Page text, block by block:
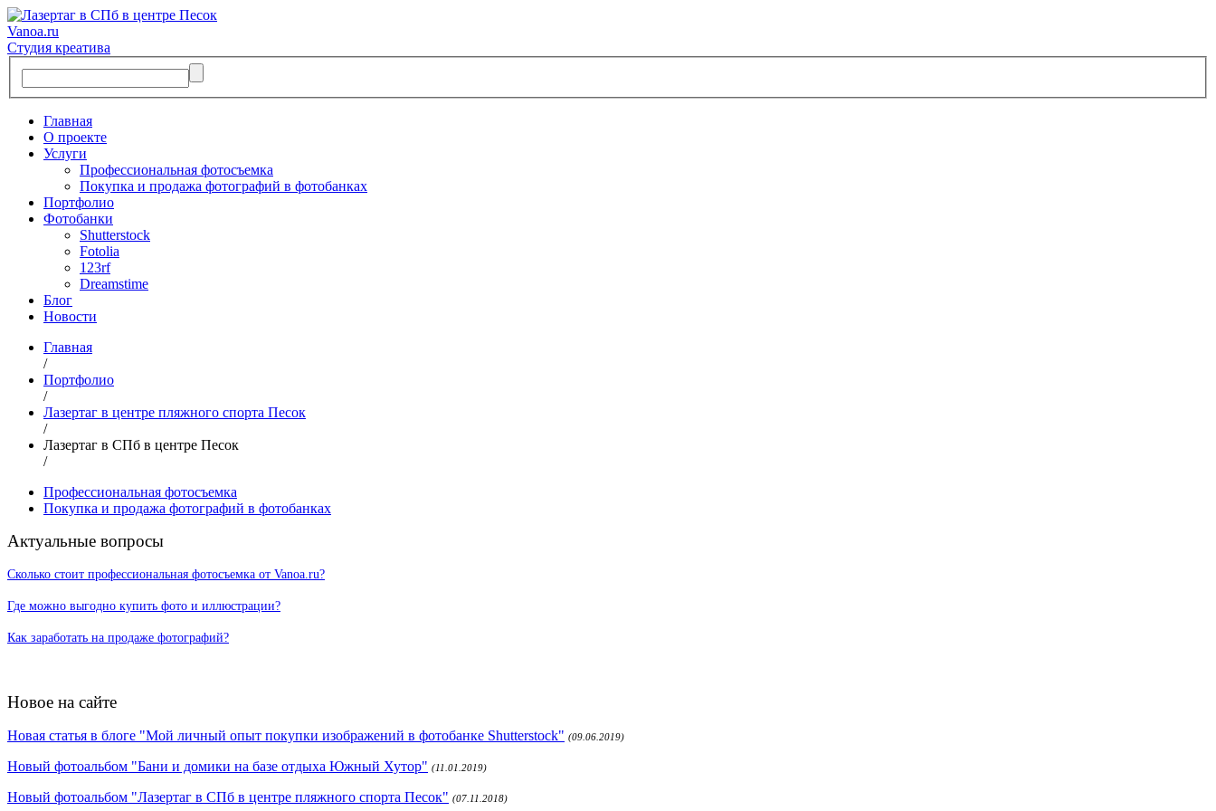
Vanoa.ru
Студия креатива
Главная
О проекте
Услуги
Профессиональная фотосъемка
Покупка и продажа фотографий в фотобанках
Портфолио
Фотобанки
Shutterstock
Fotolia
123rf
Dreamstime
Блог
Новости
Главная
/
Портфолио
/
Лазертаг в центре пляжного спорта Песок
/
Лазертаг в СПб в центре Песок
/
Профессиональная фотосъемка
Покупка и продажа фотографий в фотобанках
Актуальные вопросы
Сколько стоит профессиональная фотосъемка от Vanoa.ru?
Где можно выгодно купить фото и иллюстрации?
Как заработать на продаже фотографий?
Новое на сайте
Новая статья в блоге "Мой личный опыт покупки изображений в фотобанке Shutterstock" (09.06.2019)
Новый фотоальбом "Бани и домики на базе отдыха Южный Хутор" (11.01.2019)
Новый фотоальбом "Лазертаг в СПб в центре пляжного спорта Песок" (07.11.2018)